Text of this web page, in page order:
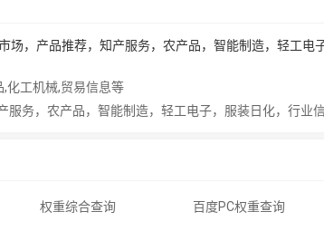
场，产品推荐，知产服务，农产品，智能制造，轻工电
,化工机械,贸易信息等
务，农产品，智能制造，轻工电子，服装日化，行业信
权重综合查询 百度PC权重查询